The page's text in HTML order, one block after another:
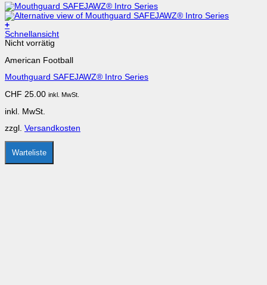
+
Dieses
Produkt
mehrere
auf.
Optionen
auf
Produktseite
gewählt
werden
Schnellansicht
Nicht vorrätig
American Football
Mouthguard SAFEJAWZ® Intro Series
CHF 25.00 inkl. MwSt.
inkl. MwSt.
zzgl. Versandkosten
Warteliste